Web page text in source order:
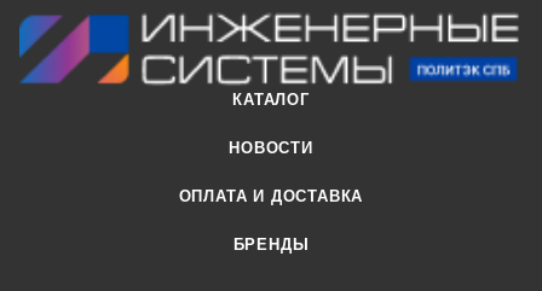
КАТАЛОГ
НОВОСТИ
ОПЛАТА И ДОСТАВКА
БРЕНДЫ